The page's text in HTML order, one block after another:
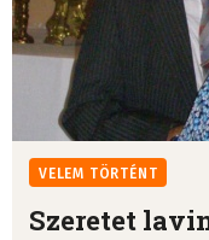
VELEM TÖRTÉNT
Szeretet